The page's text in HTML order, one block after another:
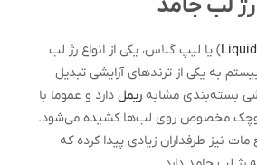
لب جامد
) یا لیپ گلاس، یکی از انواع رژ لب
به یکی از ترندهای آرایشی تبدیل
بسته‌بندی‌ مشابه ریمل دارد و عموما با
مخصوص روی لب‌ها کشیده می‌شود.
مات نیز طرفداران زیادی پیدا کرده که